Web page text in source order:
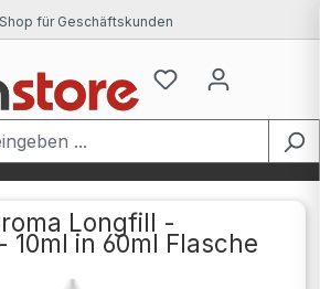
Shop für Geschäftskunden
Longfill -
10ml in 60ml Flasche